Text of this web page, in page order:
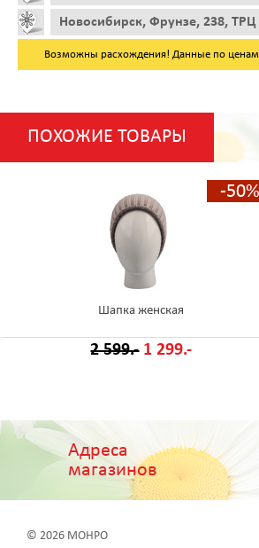
Новосибирск, Фрунзе, 238,
Возможны расхождения! Данные по ценам
ПОХОЖИЕ ТОВАРЫ
-50%
Шапка женская
2 599.- 1 299.-
Адреса
магазинов
© 2026 МОНРО